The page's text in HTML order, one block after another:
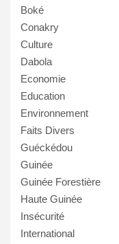
Boké
Conakry
Culture
Dabola
Economie
Education
Environnement
Faits Divers
Guéckédou
Guinée
Guinée Forestière
Haute Guinée
Insécurité
International